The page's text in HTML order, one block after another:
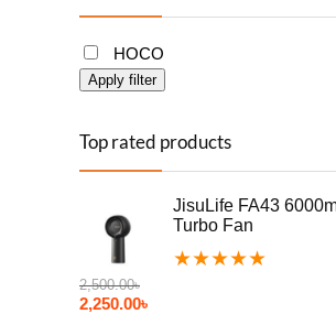
HOCO
Apply filter
Top rated products
JisuLife FA43
Turbo Fan
★★★★★
2,500.00৳
2,250.00৳